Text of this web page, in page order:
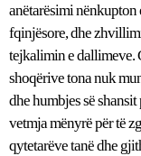
anëtarësimi nënkupton
fqinjësore, dhe
tejkalimin e dallimeve.
shoqërive tona nuk
dhe humbjes së
vetmja mënyrë për të
qytetarëve tanë dhe